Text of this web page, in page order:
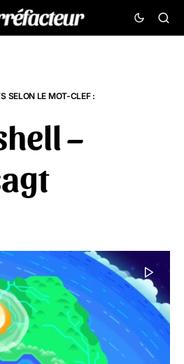
SELON LE MOT-CLEF :
–